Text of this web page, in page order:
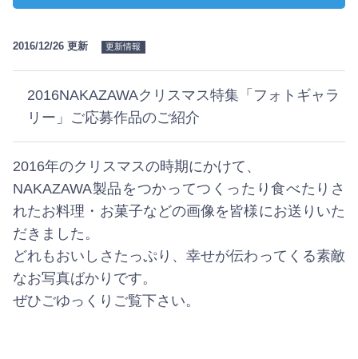
2016/12/26 更新 更新情報
2016NAKAZAWAクリスマス特集「フォトギャラ
リー」ご応募作品のご紹介
2016年のクリスマスの時期にかけて、
NAKAZAWA製品をつかってつくったり食べたりさ
れたお料理・お菓子などの画像を皆様にお送りいた
だきました。
どれもおいしさたっぷり、幸せが伝わってくる素敵
なお写真ばかりです。
ぜひごゆっくりご覧下さい。